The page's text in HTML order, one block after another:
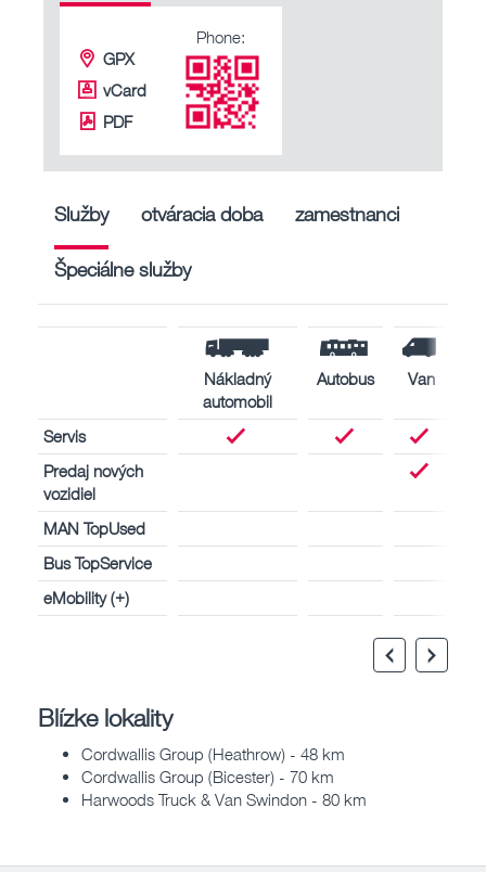
GPX
vCard
PDF
Phone:
Služby otváracia doba zamestnanci
Špeciálne služby
Nákladný
automobil
Autobus Van
Servis
Predaj nových
vozidiel
MAN TopUsed
Bus TopService
eMobility (+)
Blízke lokality
Cordwallis Group (Heathrow) - 48 km
Cordwallis Group (Bicester) - 70 km
Harwoods Truck & Van Swindon - 80 km